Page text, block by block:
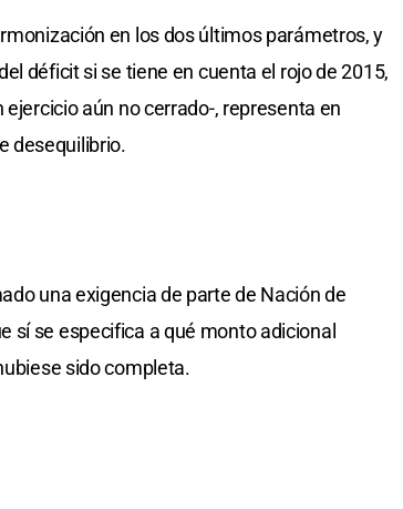
en los dos últimos parámetros, y
déficit si se tiene en cuenta el rojo de 2015,
aún no cerrado-, representa en
desequilibrio.
una exigencia de parte de Nación de
sí se especifica a qué monto adicional
sido completa.